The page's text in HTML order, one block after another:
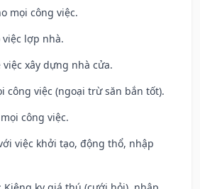
mọi công việc.
việc lợp nhà.
việc xây dựng nhà cửa.
công việc (ngoại trừ săn bắn tốt).
công việc.
việc khởi tạo, động thổ, nhập